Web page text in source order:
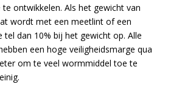
ontwikkelen. Als het gewicht van
wordt met een meetlint of een
tel dan 10% bij het gewicht op. Alle
een hoge veiligheidsmarge qua
om te veel wormmiddel toe te